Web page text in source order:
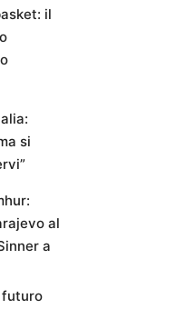
il
si
al
a
futuro